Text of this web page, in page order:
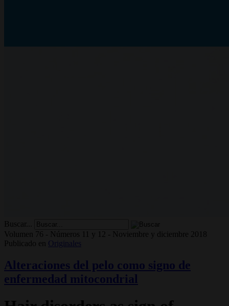
Buscar...
Volumen 76 - Números 11 y 12 - Noviembre y diciembre 2018
Publicado en
Originales
Alteraciones del pelo como signo de
enfermedad mitocondrial